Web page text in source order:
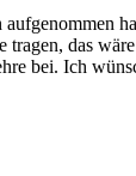
tragen, das
bei. Ich